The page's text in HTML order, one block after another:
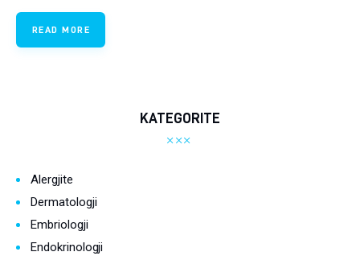
Pneumologji
Regjim ushqimor
COVID-19
Semundjet e zemres
READ MORE
KATEGORITE
Alergjite
Dermatologji
Embriologji
Endokrinologji